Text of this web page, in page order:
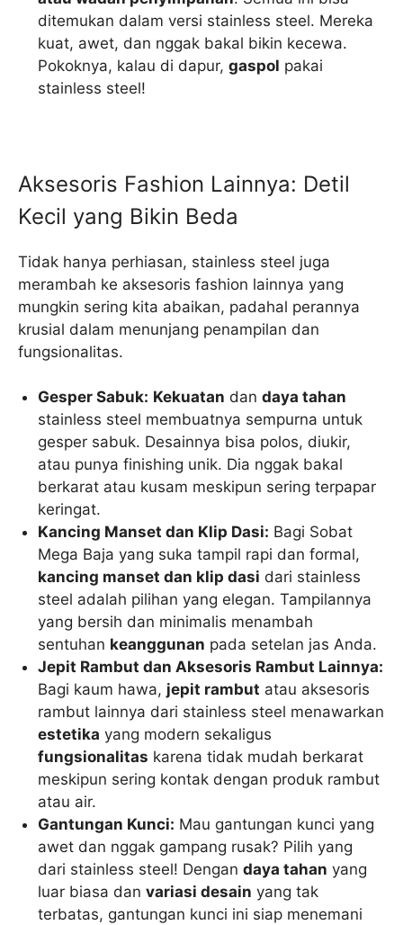
ditemukan dalam versi stainless steel. Mereka
kuat, awet, dan nggak bakal bikin kecewa.
Pokoknya, kalau di dapur,gaspol pakai
stainless steel!
Aksesoris Fashion Lainnya: Detil
Kecil yang Bikin Beda
Tidak hanya perhiasan, stainless steel juga
merambah ke aksesoris fashion lainnya yang
mungkin sering kita abaikan, padahal perannya
krusial dalam menunjang penampilan dan
fungsionalitas.
Gesper Sabuk: Kekuatan dandaya tahan
stainless steel membuatnya sempurna untuk
gesper sabuk. Desainnya bisa polos, diukir,
atau punya finishing unik. Dia nggak bakal
berkarat atau kusam meskipun sering terpapar
keringat.
Kancing Manset dan Klip Dasi: Bagi Sobat
Mega Baja yang suka tampil rapi dan formal,
kancing manset dan klip dasi dari stainless
steel adalah pilihan yang elegan. Tampilannya
yang bersih dan minimalis menambah
sentuhan keanggunan pada setelan jas Anda.
Jepit Rambut dan Aksesoris Rambut Lainnya:
Bagi kaum hawa, jepit rambut atau aksesoris
rambut lainnya dari stainless steel menawarkan
estetika yang modern sekaligus
fungsionalitas karena tidak mudah berkarat
meskipun sering kontak dengan produk rambut
atau air.
Gantungan Kunci: Mau gantungan kunci yang
awet dan nggak gampang rusak? Pilih yang
dari stainless steel! Dengandaya tahan yang
luar biasa danvariasi desain yang tak
terbatas, gantungan kunci ini siap menemani